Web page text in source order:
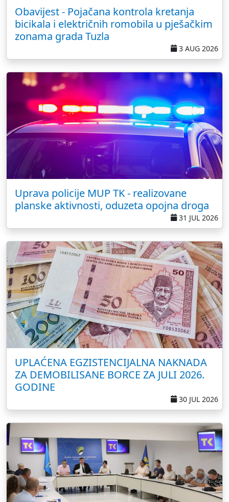
Obavijest - Pojačana kontrola kretanja
bicikala i električnih romobila u pješačkim
zonama grada Tuzla
3 AUG 2026
Uprava policije MUP TK - realizovane
planske aktivnosti, oduzeta opojna droga
31 JUL 2026
UPLAĆENA EGZISTENCIJALNA NAKNADA
ZA DEMOBILISANE BORCE ZA JULI 2026.
GODINE
30 JUL 2026